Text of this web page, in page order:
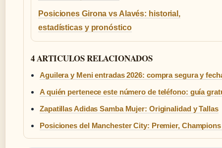
Posiciones Girona vs Alavés: historial,
estadísticas y pronóstico
4 ARTICULOS RELACIONADOS
Aguilera y Meni entradas 2026: compra segura y
A quién pertenece este número de teléfono: guía
Zapatillas Adidas Samba Mujer: Originalidad y Tallas
Posiciones del Manchester City: Premier,